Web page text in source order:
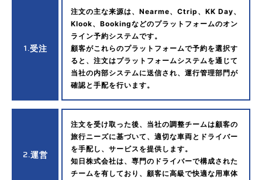
1.受注
注文の主な来源は、Nearme、Ctrip、KK Day、
Klook、Bookingなどのプラットフォームのオン
ライン予約システムです。
顧客がこれらのプラットフォームで予約を選択す
ると、注文はプラットフォームシステムを通じて
当社の内部システムに送信され、運行管理部門が
確認と手配を行います。
2.運営
注文を受け取った後、当社の調整チームは顧客の
旅行ニーズに基づいて、適切な車両とドライバー
を手配し、サービスを提供します。
知日株式会社は、専門のドライバーで構成された
チームを有しており、顧客に高級で快適な用車体